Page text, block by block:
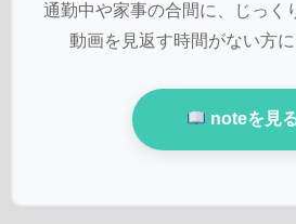
通勤中や家事の合間に、じっく
動画を見返す時間がない方に
noteを見